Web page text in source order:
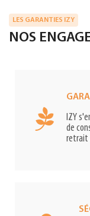
LES GARANTIES IZY
NOS
IZY
de
retrait